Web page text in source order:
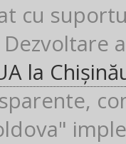
cu
la